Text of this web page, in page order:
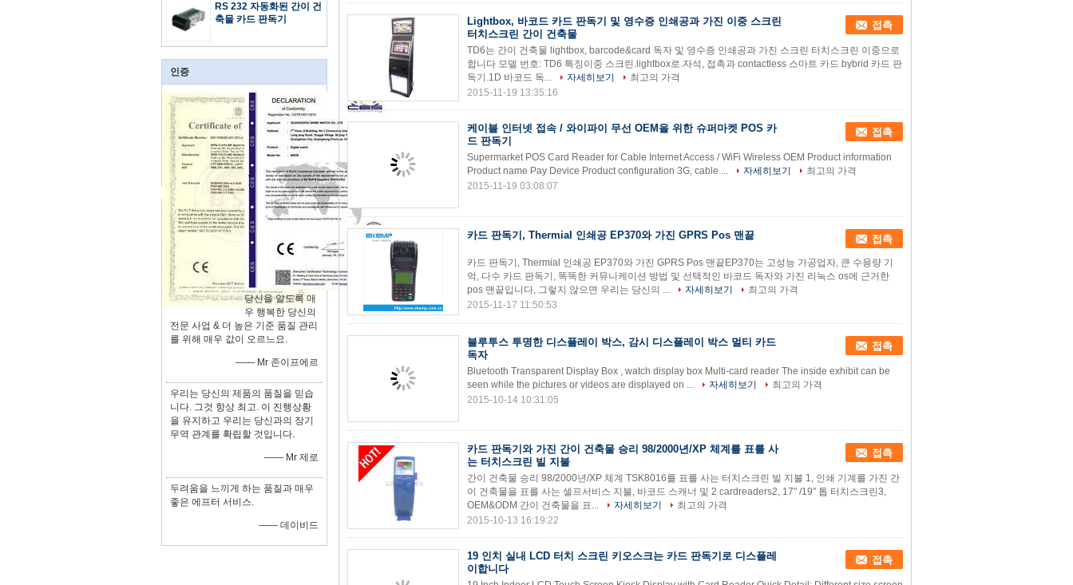
RS 232 자동화된 간이 건
축물 카드 판독기
인증
당신을 알도록 매
우 행복한 당신의
전문 사업 & 더 높은 기준 품질 관리
를 위해 매우 값이 오르느요.
—— Mr 존이프에르
우리는 당신의 제품의 품질을 믿습
니다. 그것 항상 최고. 이 진행상황
을 유지하고 우리는 당신과의 장기
무역 관계를 확립할 것입니다.
—— Mr 제로
두려움을 느끼게 하는 품질과 매우
좋은 에프터 서비스.
—— 데이비드
Lightbox, 바코드 카드 판독기 및 영수증 인쇄공과 가진 이중 스크린
터치스크린 간이 건축물
접촉
TD6는 간이 건축물 lightbox, barcode&card 독자 및 영수증 인쇄공과 가진 스크린 터치스크린 이중으로
합니다 모델 번호: TD6 특징이중 스크린.lightbox로.자석, 접촉과 contactless 스마트 카드 bybrid 카드 판
독기.1D 바코드 독...
자세히보기
최고의 가격
2015-11-19 13:35:16
케이블 인터넷 접속 / 와이파이 무선 OEM을 위한 슈퍼마켓 POS 카
드 판독기
접촉
Supermarket POS Card Reader for Cable Internet Access / WiFi Wireless OEM Product information
Product name Pay Device Product configuration 3G, cable ...
자세히보기
최고의 가격
2015-11-19 03:08:07
카드 판독기, Thermial 인쇄공 EP370와 가진 GPRS Pos 맨끝 접촉
카드 판독기, Thermial 인쇄공 EP370와 가진 GPRS Pos 맨끝EP370는 고성능 가공업자, 큰 수용량 기
억, 다수 카드 판독기, 똑똑한 커뮤니케이션 방법 및 선택적인 바코드 독자와 가진 리눅스 os에 근거한
pos 맨끝입니다, 그렇지 않으면 우리는 당신의 ...
자세히보기
최고의 가격
2015-11-17 11:50:53
블루투스 투명한 디스플레이 박스, 감시 디스플레이 박스 멀티 카드
독자
접촉
Bluetooth Transparent Display Box , watch display box Multi-card reader The inside exhibit can be
seen while the pictures or videos are displayed on ...
자세히보기
최고의 가격
2015-10-14 10:31:05
카드 판독기와 가진 간이 건축물 승리 98/2000년/XP 체계를 표를 사
는 터치스크린 빌 지불
접촉
간이 건축물 승리 98/2000년/XP 체계 TSK8016를 표를 사는 터치스크린 빌 지불 1, 인쇄 기계를 가진 간
이 건축물을 표를 사는 셀프서비스 지불, 바코드 스캐너 및 2 cardreaders2, 17" /19" 톱 터치스크린3,
OEM&ODM 간이 건축물을 표...
자세히보기
최고의 가격
2015-10-13 16:19:22
19 인치 실내 LCD 터치 스크린 키오스크는 카드 판독기로 디스플레
이합니다
접촉